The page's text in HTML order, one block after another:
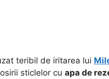
teribil de iritarea lui
sticlelor cu apa de